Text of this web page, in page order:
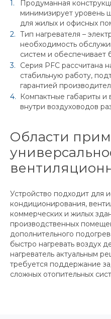
Продуманная
минимизирует уровень
для жилых и офисных
Тип нагревателя –
необходимость
систем и обеспечивает
Серия PFC рассчитана
стабильную работу,
гарантией
Компактные габариты и
внутри воздуховодов
Области
Устройство подходит для
кондиционирования,
коммерческих и жилых
производственных
дополнительного
быстро нагревать воздух
нагреватель актуальным
требуется поддержание
сложных отопительных